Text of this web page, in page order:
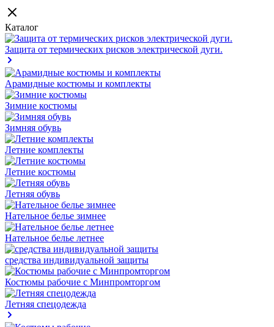
Каталог
Защита от термических рисков электрической дуги.
Арамидные костюмы и комплекты
Зимние костюмы
Зимняя обувь
Летние комплекты
Летние костюмы
Летняя обувь
Нательное белье зимнее
Нательное белье летнее
средства индивидуальной защиты
Костюмы рабочие с Минпромторгом
Летняя спецодежда